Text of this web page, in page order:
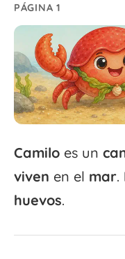
PÁGINA 1
Camilo es un
viven en el mar.
huevos.